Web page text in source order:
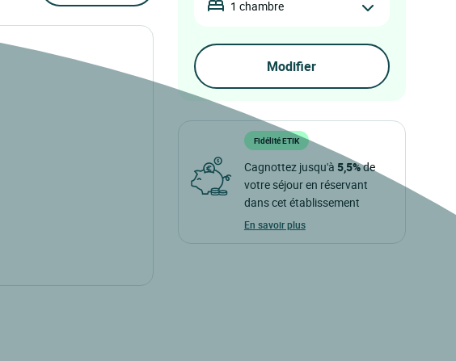
1 chambre
Fidélité ETIK
Cagnottez jusqu'à 5,5%de
votre séjour en réservant
dans cet établissement
En savoir plus